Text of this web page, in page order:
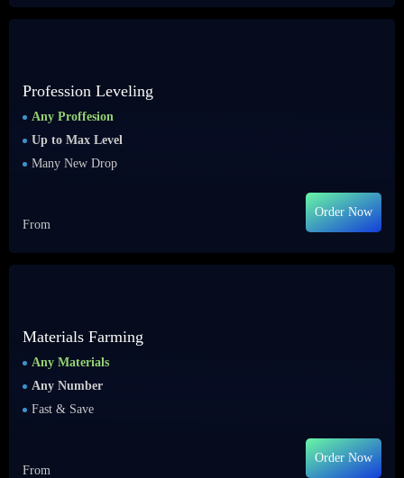
Profession Leveling
Any Proffesion
Up to Max Level
Many New Drop
From
Order Now
Materials Farming
Any Materials
Any Number
Fast & Save
From
Order Now